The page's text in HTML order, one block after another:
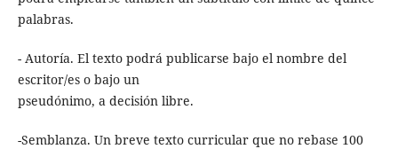
palabras.
- Autoría. El texto podrá publicarse bajo el nombre del
escritor/es o bajo un
pseudónimo, a decisión libre.
-Semblanza. Un breve texto curricular que no rebase 100